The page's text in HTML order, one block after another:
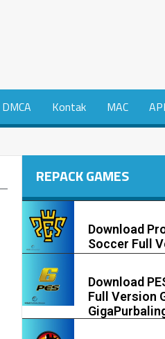
DMCA Kontak MAC
REPACK GAMES
Download
Soccer Full
Download
Full Version